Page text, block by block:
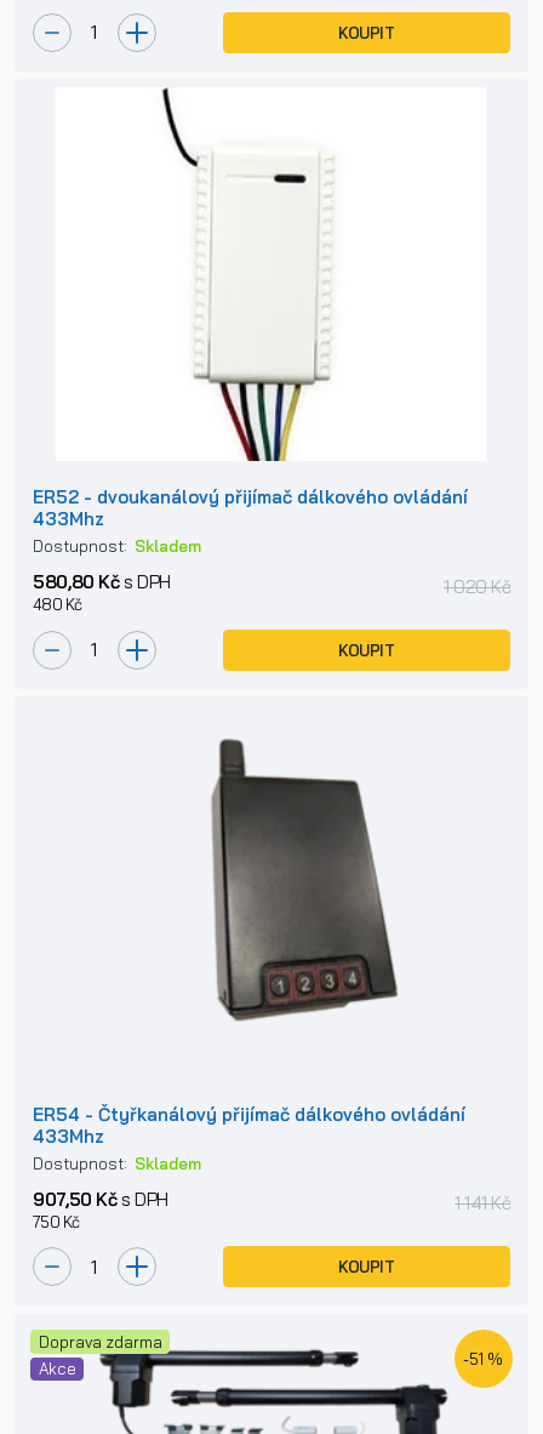
KOUPIT
ER52 - dvoukanálový přijímač dálkového ovládání
433Mhz
Dostupnost: Skladem
580,80 Kčs DPH
480 Kč
1 020 Kč
KOUPIT
ER54 - Čtyřkanálový přijímač dálkového ovládání
433Mhz
Dostupnost: Skladem
907,50 Kčs DPH
750 Kč
1 141 Kč
KOUPIT
Doprava zdarma
Akce
-51 %